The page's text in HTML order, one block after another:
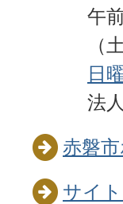
午
（
日
法
赤磐
サイ